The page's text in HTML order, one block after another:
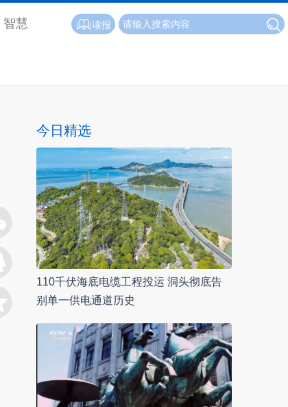
智慧 读报
今日精选
110千伏海底电缆工程投运 洞头彻底告
别单一供电通道历史